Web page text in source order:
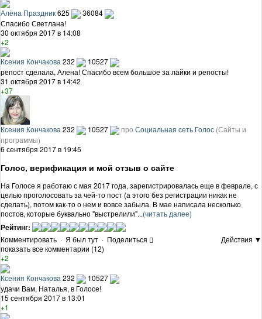
Алёна Праздник625
36084
Спасибо Светлана!
30 октября 2017 в 14:08
+2
Ксения Кончакова232
10527
репост сделала, Алена! Спасибо всем большое за лайки и репосты!
31 октября 2017 в 14:42
+37
Ксения Кончакова 232 10527 про Социальная сеть Голос (Сайты и
программы)
6 сентября 2017 в 19:45
Голос, верификация и мой отзыв о сайте
На Голосе я работаю с мая 2017 года, зарегистрировалась еще в феврале, с
целью проголосовать за чей-то пост (а этого без регистрации никак не
сделать), потом как-то о нем и вовсе забыла. В мае написала несколько
постов, которые буквально "выстрелили"...(читать далее)
Рейтинг:
Комментировать · Я был тут · Поделиться
Действия ▼
показать все комментарии (12)
+2
Ксения Кончакова 232
10527
удачи Вам, Наталья, в Голосе!
15 сентября 2017 в 13:01
+1